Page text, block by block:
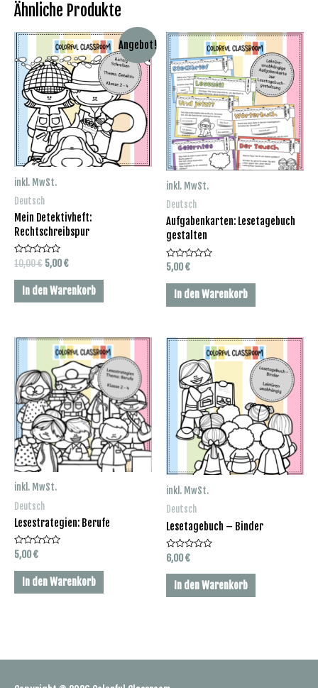
Ähnliche Produkte
Angebot!
inkl. MwSt.
Deutsch
Mein Detektivheft:
Rechtschreibspur
Bewertet
mit
0
von
10,00€ Ursprünglicher
war:
5,00€Aktueller
ist:
In den Warenkorb
inkl. MwSt.
Deutsch
Aufgabenkarten: Lesetagebuch
gestalten
Bewertet
mit
0
von
5,00€
In den Warenkorb
inkl. MwSt.
Deutsch
Lesestrategien: Berufe
Bewertet
mit
0
von
5,00€
In den Warenkorb
inkl. MwSt.
Deutsch
Lesetagebuch – Binder
Bewertet
mit
0
von
6,00€
In den Warenkorb